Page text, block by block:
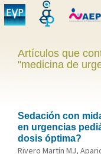
Artículos que
"medicina de
Sedación con
en urgencias
dosis óptima?
Rivero Martín MJ,